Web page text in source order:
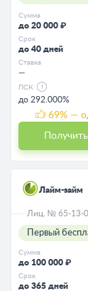
Сумма
до 20 000 ₽
Срок
до 40 дней
Ставка
—
ПСК
до 292.000%
69% —
Лайм-займ
Лиц. № 65-13-
Первый
Сумма
до 100 000 ₽
Срок
до 365 дней